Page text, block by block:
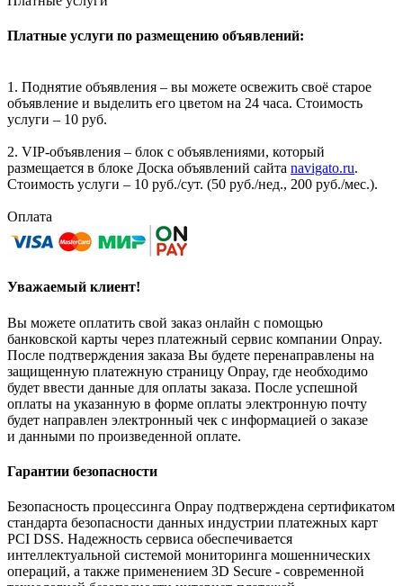
Платные услуги по размещению объявлений:
1. Поднятие объявления – вы можете освежить своё старое
объявление и выделить его цветом на 24 часа. Стоимость
услуги – 10 руб.
2. VIP-объявления – блок с объявлениями, который
размещается в блоке Доска объявлений сайта navigato.ru.
Стоимость услуги – 10 руб./сут. (50 руб./нед., 200 руб./мес.).
Оплата
Уважаемый клиент!
Вы можете оплатить свой заказ онлайн с помощью
банковской карты через платежный сервис компании Onpay.
После подтверждения заказа Вы будете перенаправлены на
защищенную платежную страницу Onpay, где необходимо
будет ввести данные для оплаты заказа. После успешной
оплаты на указанную в форме оплаты электронную почту
будет направлен электронный чек с информацией о заказе
и данными по произведенной оплате.
Гарантии безопасности
Безопасность процессинга Onpay подтверждена сертификатом
стандарта безопасности данных индустрии платежных карт
PCI DSS. Надежность сервиса обеспечивается
интеллектуальной системой мониторинга мошеннических
операций, а также применением 3D Secure - современной